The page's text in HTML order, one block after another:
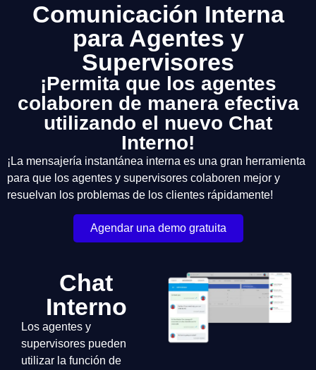
Comunicación Interna
para Agentes y
Supervisores
¡Permita que los agentes
colaboren de manera efectiva
utilizando el nuevo Chat
Interno!
¡La mensajería instantánea interna es una gran herramienta
para que los agentes y supervisores colaboren mejor y
resuelvan los problemas de los clientes rápidamente!
Agendar una demo gratuita
Chat
Interno
Los agentes y
supervisores pueden
utilizar la función de